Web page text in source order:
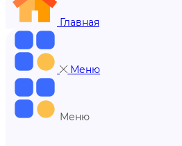
Главная
Меню
Меню